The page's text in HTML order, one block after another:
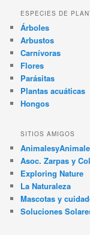
ESPECIES DE
Árboles
Arbustos
Carnívoras
Flores
Parásitas
Plantas acuáticas
Hongos
SITIOS AMIGOS
Asoc. Zarpas y
Exploring Nature
La Naturaleza
Mascotas y
Soluciones